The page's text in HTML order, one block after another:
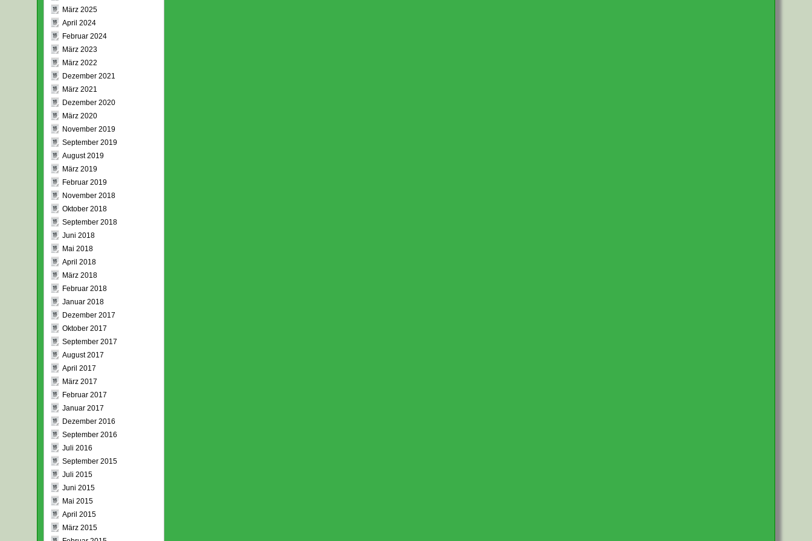
März 2025
April 2024
Februar 2024
März 2023
März 2022
Dezember 2021
März 2021
Dezember 2020
März 2020
November 2019
September 2019
August 2019
März 2019
Februar 2019
November 2018
Oktober 2018
September 2018
Juni 2018
Mai 2018
April 2018
März 2018
Februar 2018
Januar 2018
Dezember 2017
Oktober 2017
September 2017
August 2017
April 2017
März 2017
Februar 2017
Januar 2017
Dezember 2016
September 2016
Juli 2016
September 2015
Juli 2015
Juni 2015
Mai 2015
April 2015
März 2015